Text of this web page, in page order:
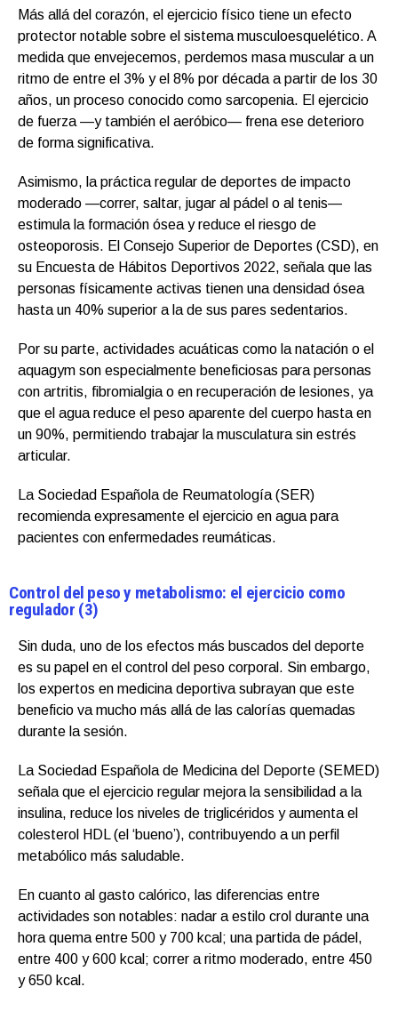
Más allá del corazón, el ejercicio físico tiene un efecto
protector notable sobre el sistema musculoesquelético. A
medida que envejecemos, perdemos masa muscular a un
ritmo de entre el 3% y el 8% por década a partir de los 30
años, un proceso conocido como sarcopenia. El ejercicio
de fuerza —y también el aeróbico— frena ese deterioro
de forma significativa.
Asimismo, la práctica regular de deportes de impacto
moderado —correr, saltar, jugar al pádel o al tenis—
estimula la formación ósea y reduce el riesgo de
osteoporosis. El Consejo Superior de Deportes (CSD), en
su Encuesta de Hábitos Deportivos 2022, señala que las
personas físicamente activas tienen una densidad ósea
hasta un 40% superior a la de sus pares sedentarios.
Por su parte, actividades acuáticas como la natación o el
aquagym son especialmente beneficiosas para personas
con artritis, fibromialgia o en recuperación de lesiones, ya
que el agua reduce el peso aparente del cuerpo hasta en
un 90%, permitiendo trabajar la musculatura sin estrés
articular.
La Sociedad Española de Reumatología (SER)
recomienda expresamente el ejercicio en agua para
pacientes con enfermedades reumáticas.
Control del peso y metabolismo: el ejercicio como
regulador (3)
Sin duda, uno de los efectos más buscados del deporte
es su papel en el control del peso corporal. Sin embargo,
los expertos en medicina deportiva subrayan que este
beneficio va mucho más allá de las calorías quemadas
durante la sesión.
La Sociedad Española de Medicina del Deporte (SEMED)
señala que el ejercicio regular mejora la sensibilidad a la
insulina, reduce los niveles de triglicéridos y aumenta el
colesterol HDL (el ‘bueno’), contribuyendo a un perfil
metabólico más saludable.
En cuanto al gasto calórico, las diferencias entre
actividades son notables: nadar a estilo crol durante una
hora quema entre 500 y 700 kcal; una partida de pádel,
entre 400 y 600 kcal; correr a ritmo moderado, entre 450
y 650 kcal.